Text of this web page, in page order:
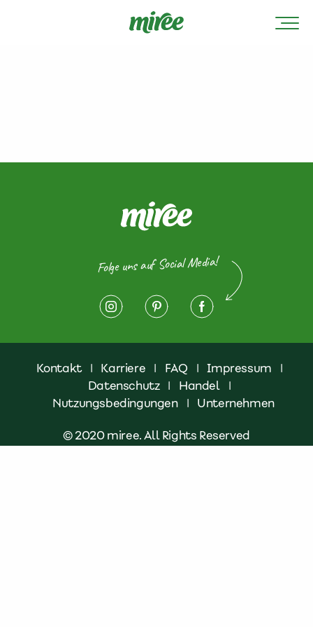
Folge uns auf Social Media!
Kontakt | Karriere | FAQ | Impressum
|
Datenschutz | Handel
|
Nutzungsbedingungen
| Unternehmen
© 2020 miree. All Rights Reserved